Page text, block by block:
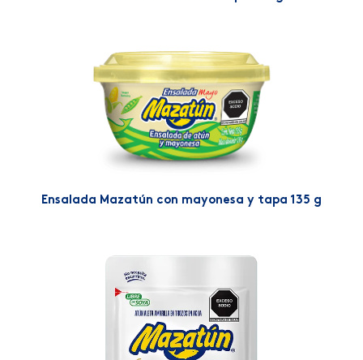
Ensalada Mazatún con mayonesa y tapa 135 g